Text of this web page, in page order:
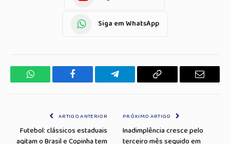
Siga em WhatsApp
WhatsApp Facebook Telegrama Copiar
E-
ARTIGO ANTERIOR
Futebol: clássicos estaduais
agitam o Brasil e Copinha tem
PRÓXIMO ARTIGO
Inadimplência cresce pelo
terceiro mês seguido em